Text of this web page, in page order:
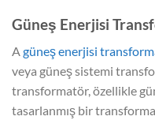
Güneş Enerjisi
Agüneş enerjisi
veya güneş sistemi
transformatör, özellikle
tasarlanmış bir